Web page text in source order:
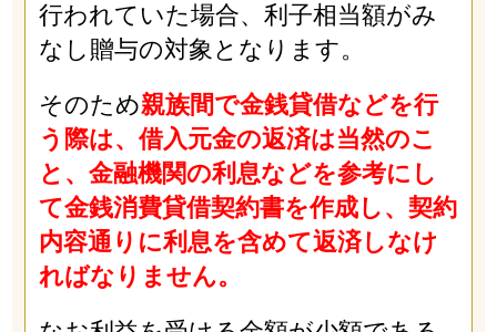
行われていた場合、利子相当額がみ
なし贈与の対象となります。
そのため親族間で金銭貸借などを行
う際は、借入元金の返済は当然のこ
と、金融機関の利息などを参考にし
て金銭消費貸借契約書を作成し、契約
内容通りに利息を含めて返済しなけ
ればなりません。